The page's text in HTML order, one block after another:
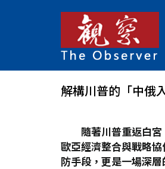
解構川普的「中俄
隨著川普重返白
歐亞經濟整合與戰略
防手段，更是一場深層